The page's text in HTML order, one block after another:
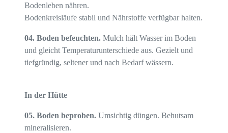
Bodenleben nähren.
Bodenkreisläufe stabil und Nährstoffe verfügbar halten.
04. Boden befeuchten. Mulch hält Wasser im Boden
und gleicht Temperaturunterschiede aus. Gezielt und
tiefgründig, seltener und nach Bedarf wässern.
In der Hütte
05. Boden beproben. Umsichtig düngen. Behutsam
mineralisieren.